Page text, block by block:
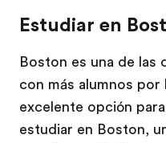
Estudiar en
Boston es una de las
con más alumnos por
excelente opción
estudiar en Boston,